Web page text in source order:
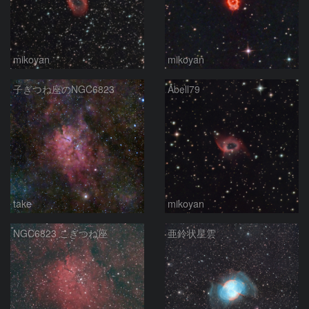
mikoyan mikoyan
子ぎつね座のNGC6823
take
Abell79
mikoyan
NGC6823 こぎつね座 亜鈴状星雲